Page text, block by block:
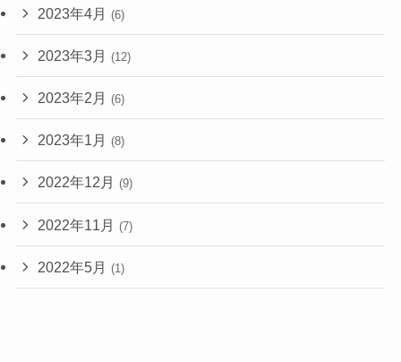
2023年4月 (6)
2023年3月 (12)
2023年2月 (6)
2023年1月 (8)
2022年12月 (9)
2022年11月 (7)
2022年5月 (1)